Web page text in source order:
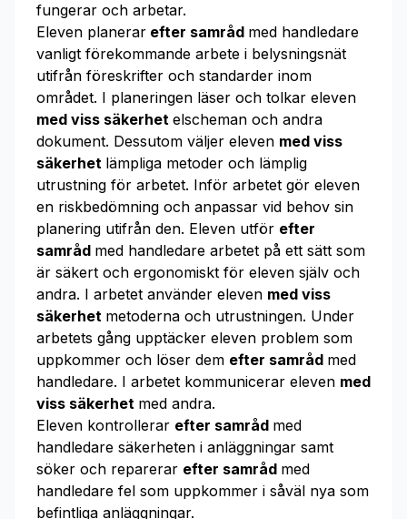
fungerar och arbetar.
Eleven planerar efter samråd med handledare
vanligt förekommande arbete i belysningsnät
utifrån föreskrifter och standarder inom
området. I planeringen läser och tolkar eleven
med viss säkerhet elscheman och andra
dokument. Dessutom väljer eleven med viss
säkerhet lämpliga metoder och lämplig
utrustning för arbetet. Inför arbetet gör eleven
en riskbedömning och anpassar vid behov sin
planering utifrån den. Eleven utför efter
samråd med handledare arbetet på ett sätt som
är säkert och ergonomiskt för eleven själv och
andra. I arbetet använder eleven med viss
säkerhet metoderna och utrustningen. Under
arbetets gång upptäcker eleven problem som
uppkommer och löser dem efter samråd med
handledare. I arbetet kommunicerar eleven med
viss säkerhet med andra.
Eleven kontrollerar efter samråd med
handledare säkerheten i anläggningar samt
söker och reparerar efter samråd med
handledare fel som uppkommer i såväl nya som
befintliga anläggningar.